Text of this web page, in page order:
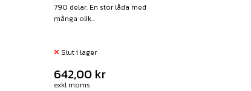
790 delar. En stor låda med
många olik...
Slut i lager
642,00 kr
exkl moms